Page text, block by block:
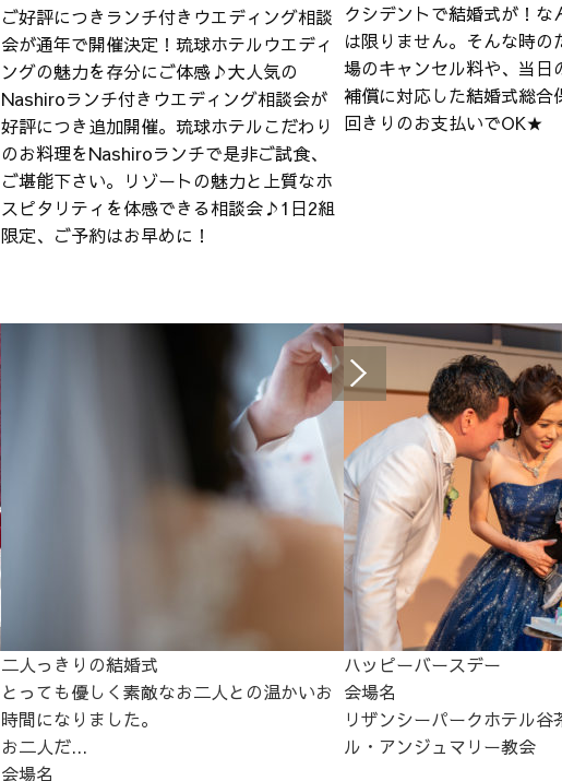
ご好評につきランチ付きウエディング相談
会が通年で開催決定！琉球ホテルウエディ
ングの魅力を存分にご体感♪大人気の
Nashiroランチ付きウエディング相談会が
好評につき追加開催。琉球ホテルこだわり
のお料理をNashiroランチで是非ご試食、
ご堪能下さい。リゾートの魅力と上質なホ
スピタリティを体感できる相談会♪1日2組
限定、ご予約はお早めに！
クシデントで結婚式が！な
は限りません。そんな時の
場のキャンセル料や、当日
補償に対応した結婚式総
回きりのお支払いでOK★
二人っきりの結婚式
とっても優しく素敵なお二人との温かいお
時間になりました。
お二人だ...
会場名
ハッピーバースデー
会場名
リザンシーパークホテル
ル・アンジュマリー教会